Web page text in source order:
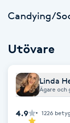
H
Hatha Yoga
Headspa
Candying/
Utövare
Linda
Ägare och
4.9 1226